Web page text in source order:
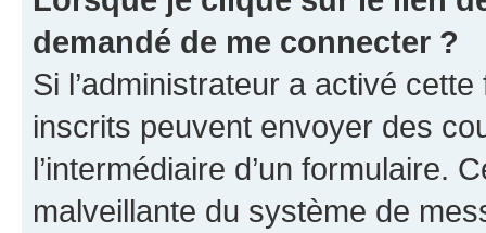
demandé de me connecter ?
Si l’administrateur a activé
inscrits peuvent envoyer des
l’intermédiaire d’un formulaire.
malveillante du système de